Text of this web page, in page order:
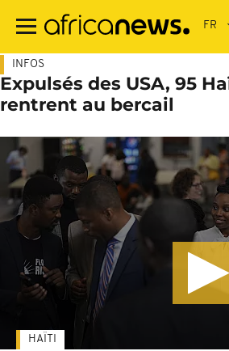
contenu
INFOS
Expulsés des USA, 95
rentrent au bercail
HAÏTI